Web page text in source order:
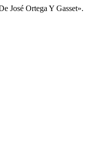
José Ortega Y Gasset».